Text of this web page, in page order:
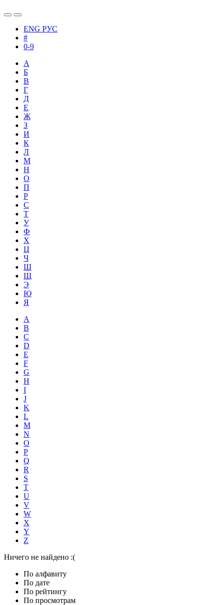
ENG РУС
#
0-9
А
Б
В
Г
Д
Е
Ж
З
И
К
Л
М
Н
О
П
Р
С
Т
У
Ф
Х
Ц
Ч
Ш
Щ
Э
Ю
Я
A
B
C
D
E
F
G
H
I
J
K
L
M
N
O
P
Q
R
S
T
U
V
W
X
Y
Z
Ничего не найдено :(
По алфавиту
По дате
По рейтингу
По просмотрам